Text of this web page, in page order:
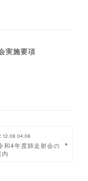
実施要項
04:08
和4年度師走射会の
内